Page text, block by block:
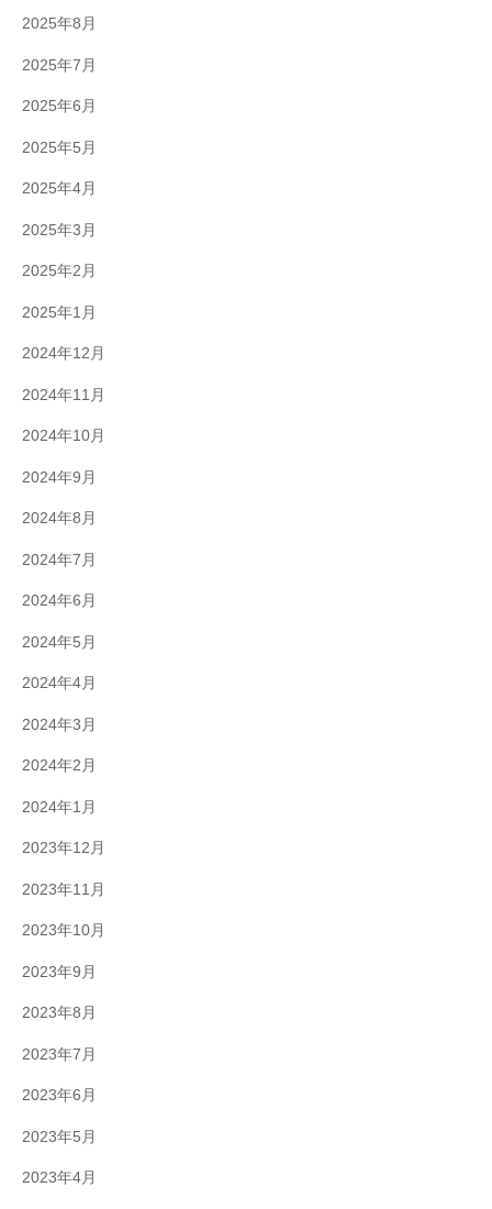
2025年8月
2025年7月
2025年6月
2025年5月
2025年4月
2025年3月
2025年2月
2025年1月
2024年12月
2024年11月
2024年10月
2024年9月
2024年8月
2024年7月
2024年6月
2024年5月
2024年4月
2024年3月
2024年2月
2024年1月
2023年12月
2023年11月
2023年10月
2023年9月
2023年8月
2023年7月
2023年6月
2023年5月
2023年4月